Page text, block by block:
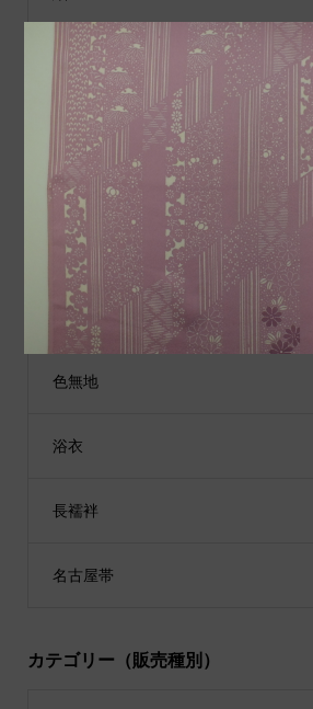
小物類
袋帯
男性用着物
江戸小紋
コート（道行、雨コート）
色無地
浴衣
長襦袢
名古屋帯
カテゴリー（販売種別）